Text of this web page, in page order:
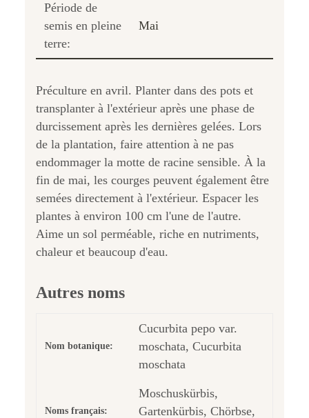
Période de
semis en pleine
terre:
Mai
Préculture en avril. Planter dans des pots et
transplanter à l'extérieur après une phase de
durcissement après les dernières gelées. Lors
de la plantation, faire attention à ne pas
endommager la motte de racine sensible. À la
fin de mai, les courges peuvent également être
semées directement à l'extérieur. Espacer les
plantes à environ 100 cm l'une de l'autre.
Aime un sol perméable, riche en nutriments,
chaleur et beaucoup d'eau.
Autres noms
Nom botanique:
Cucurbita pepo var.
moschata, Cucurbita
moschata
Noms français:
Moschuskürbis,
Gartenkürbis, Chörbse,